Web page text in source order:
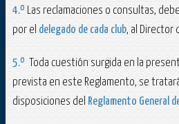
4.º Las reclamaciones o consultas,
por el delegado de cada club, al Director
5.º Toda cuestión surgida en la
prevista en este Reglamento, se
disposiciones del Reglamento General